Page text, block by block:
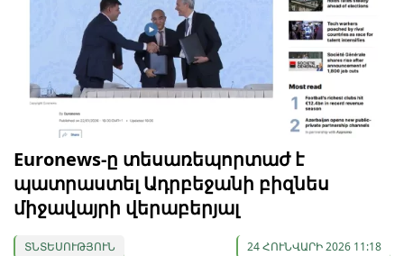
Euronews-ը տեսառեպորտաժ է
պատրաստել Ադրբեջանի բիզնես
միջավայրի վերաբերյալ
ՏՆՏԵՍՈՒԹՅՈՒՆ 24 ՀՈՒՆՎԱՐԻ 2026 11:18